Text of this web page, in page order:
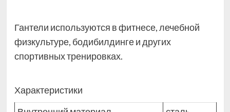
Гантели используются в фитнесе, лечебной
физкультуре, бодибилдинге и других
спортивных тренировках.
Характеристики